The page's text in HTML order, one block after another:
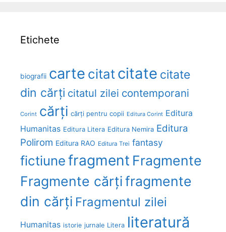
Etichete
biografii carte citatcitate citate
din cărți citatul zilei contemporani
Corint cărți cărți pentru copii Editura Corint Editura
Humanitas Editura Litera Editura Nemira Editura
Polirom Editura RAO Editura Trei fantasy
fictiunefragment Fragmente
Fragmente cărțifragmente
din cărți Fragmentul zilei
Humanitas istorie jurnale Litera literatură